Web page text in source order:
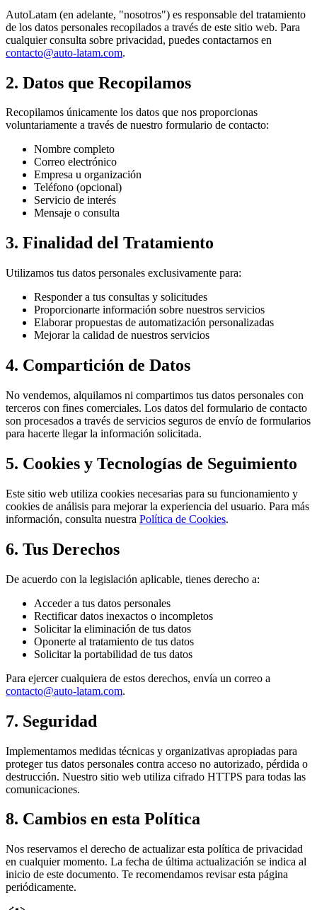
AutoLatam (en adelante, "nosotros") es responsable del tratamiento
de los datos personales recopilados a través de este sitio web. Para
cualquier consulta sobre privacidad, puedes contactarnos en
contacto@auto-latam.com.
2. Datos que Recopilamos
Recopilamos únicamente los datos que nos proporcionas
voluntariamente a través de nuestro formulario de contacto:
Nombre completo
Correo electrónico
Empresa u organización
Teléfono (opcional)
Servicio de interés
Mensaje o consulta
3. Finalidad del Tratamiento
Utilizamos tus datos personales exclusivamente para:
Responder a tus consultas y solicitudes
Proporcionarte información sobre nuestros servicios
Elaborar propuestas de automatización personalizadas
Mejorar la calidad de nuestros servicios
4. Compartición de Datos
No vendemos, alquilamos ni compartimos tus datos personales con
terceros con fines comerciales. Los datos del formulario de contacto
son procesados a través de servicios seguros de envío de formularios
para hacerte llegar la información solicitada.
5. Cookies y Tecnologías de Seguimiento
Este sitio web utiliza cookies necesarias para su funcionamiento y
cookies de análisis para mejorar la experiencia del usuario. Para más
información, consulta nuestra Política de Cookies.
6. Tus Derechos
De acuerdo con la legislación aplicable, tienes derecho a:
Acceder a tus datos personales
Rectificar datos inexactos o incompletos
Solicitar la eliminación de tus datos
Oponerte al tratamiento de tus datos
Solicitar la portabilidad de tus datos
Para ejercer cualquiera de estos derechos, envía un correo a
contacto@auto-latam.com.
7. Seguridad
Implementamos medidas técnicas y organizativas apropiadas para
proteger tus datos personales contra acceso no autorizado, pérdida o
destrucción. Nuestro sitio web utiliza cifrado HTTPS para todas las
comunicaciones.
8. Cambios en esta Política
Nos reservamos el derecho de actualizar esta política de privacidad
en cualquier momento. La fecha de última actualización se indica al
inicio de este documento. Te recomendamos revisar esta página
periódicamente.